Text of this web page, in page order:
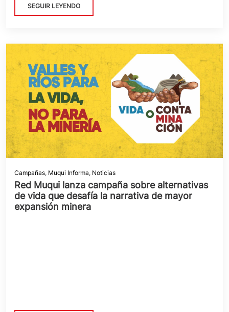
SEGUIR LEYENDO
Campañas, Muqui Informa, Noticias
Red Muqui lanza campaña sobre alternativas
de vida que desafía la narrativa de mayor
expansión minera